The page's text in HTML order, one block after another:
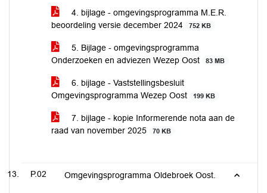
4. bijlage - omgevingsprogramma M.E.R.
beoordeling versie december 2024
752 KB
5. Bijlage - omgevingsprogramma
Onderzoeken en adviezen Wezep Oost
83 MB
6. bijlage - Vaststellingsbesluit
Omgevingsprogramma Wezep Oost
199 KB
7. bijlage - kopie Informerende nota aan de
raad van november 2025
70 KB
P.02 Omgevingsprogramma Oldebroek Oost.